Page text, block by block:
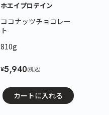
ホエイプロテイン
ココナッツチョコレー
ト
810g
¥5,940(税込)
カートに入れる